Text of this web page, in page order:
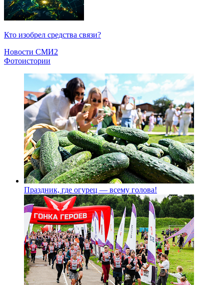
Кто изобрел средства связи?
Новости СМИ2
Фотоистории
Праздник, где огурец — всему голова!